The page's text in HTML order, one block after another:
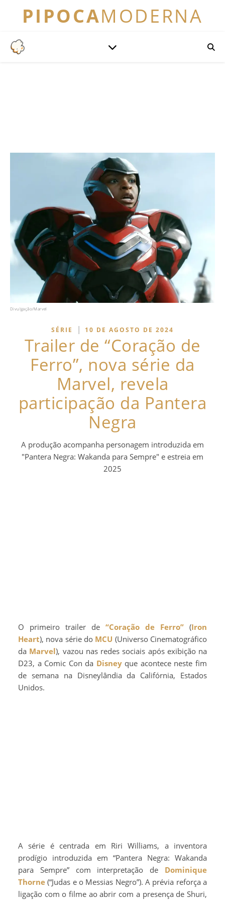
PIPOCAMODERNA
Divulgação/Marvel
SÉRIE | 10 DE AGOSTO DE 2024
Trailer de “Coração de
Ferro”, nova série da
Marvel, revela
participação da Pantera
Negra
A produção acompanha personagem introduzida em
"Pantera Negra: Wakanda para Sempre" e estreia em
2025
O primeiro trailer de “Coração de Ferro” (Iron
Heart), nova série do MCU (Universo Cinematográfico
da Marvel), vazou nas redes sociais após exibição na
D23, a Comic Con da Disneyque acontece neste fim
de semana na Disneylândia da Califórnia, Estados
Unidos.
A série é centrada em Riri Williams, a inventora
prodígio introduzida em “Pantera Negra: Wakanda
para Sempre” com interpretação de Dominique
Thorne (“Judas e o Messias Negro”). A prévia reforça a
ligação com o filme ao abrir com a presença de Shuri,